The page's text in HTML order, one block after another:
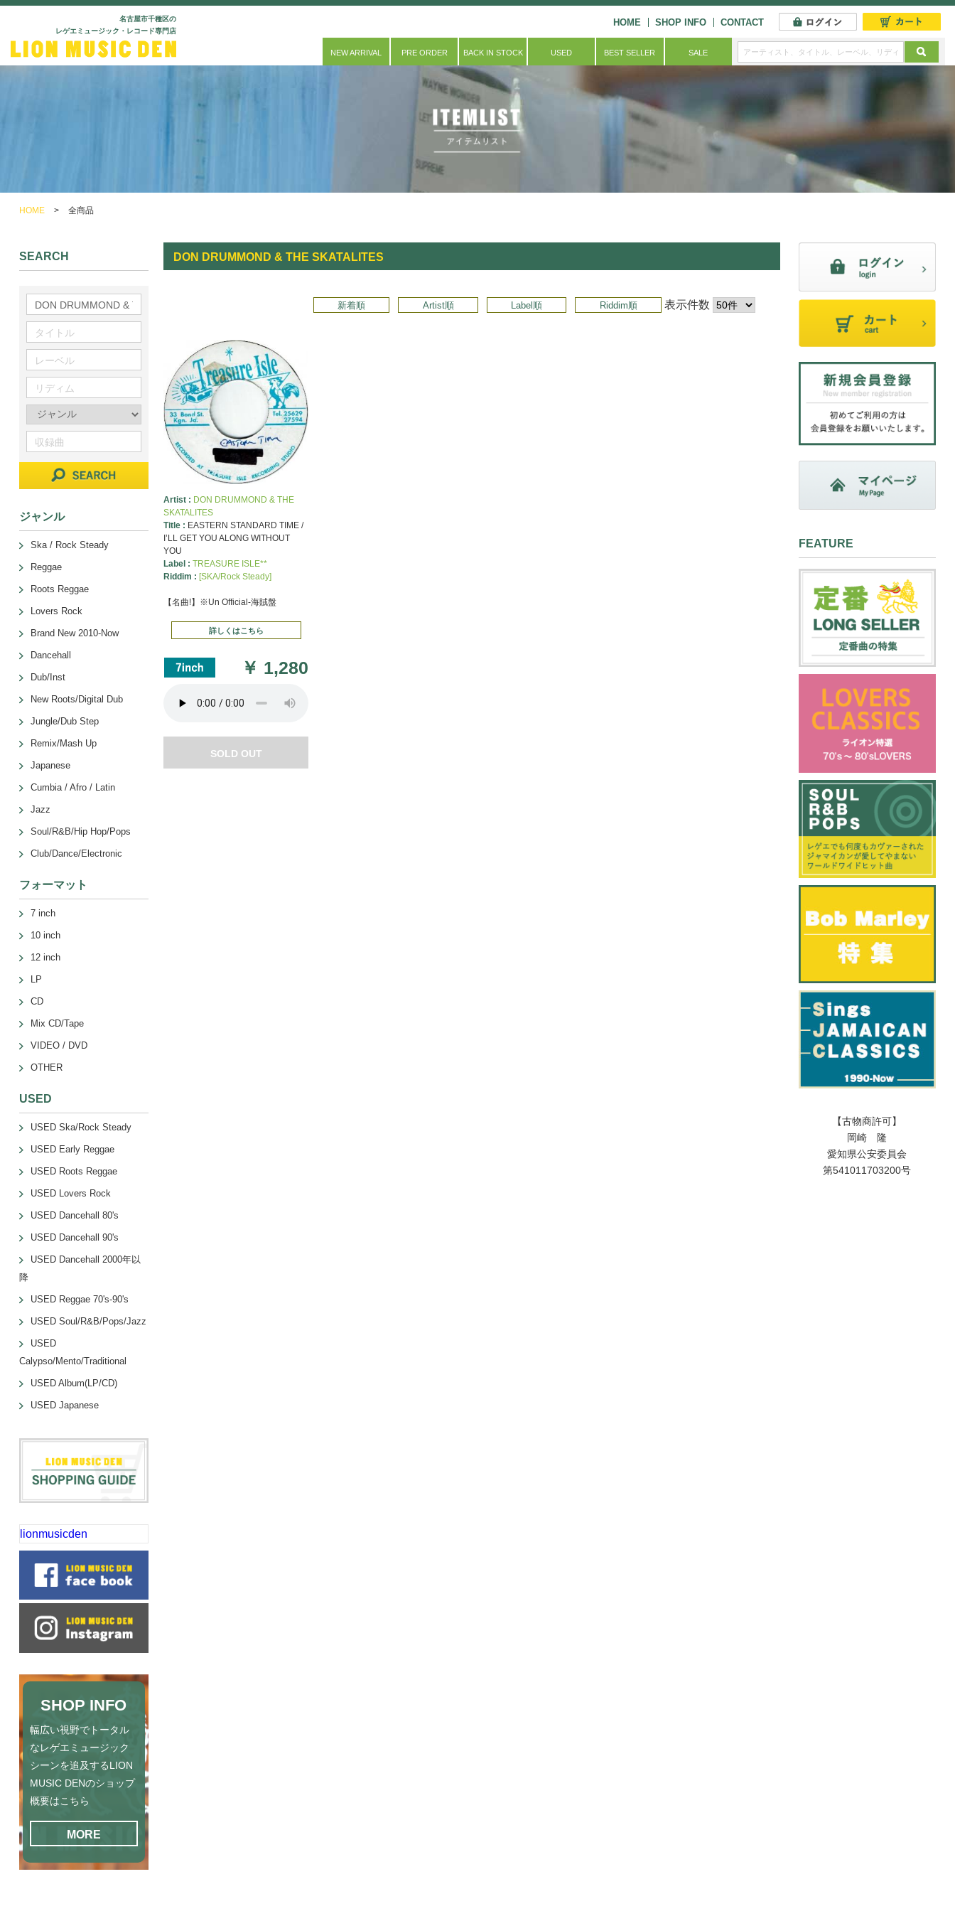
名古屋市千種区の
レゲエミュージック・レコード専門店
HOME SHOP INFO CONTACT
NEW ARRIVAL PRE ORDER BACK IN STOCK USED BEST SELLER SALE
HOME > 全商品
DON DRUMMOND & THE SKATALITES
新着順 Artist順 Label順 Riddim順 表示件数
Artist : DON DRUMMOND & THE
SKATALITES
Title : EASTERN STANDARD TIME /
I’LL GET YOU ALONG WITHOUT
YOU
Label :TREASURE ISLE**
Riddim : [SKA/Rock Steady]
【名曲!】※Un Official-海賊盤
詳しくはこちら
￥ 1,280
SOLD OUT
SEARCH
ジャンル
Ska / Rock Steady
Reggae
Roots Reggae
Lovers Rock
Brand New 2010-Now
Dancehall
Dub/Inst
New Roots/Digital Dub
Jungle/Dub Step
Remix/Mash Up
Japanese
Cumbia / Afro / Latin
Jazz
Soul/R&B/Hip Hop/Pops
Club/Dance/Electronic
フォーマット
7 inch
10 inch
12 inch
LP
CD
Mix CD/Tape
VIDEO / DVD
OTHER
USED
USED Ska/Rock Steady
USED Early Reggae
USED Roots Reggae
USED Lovers Rock
USED Dancehall 80's
USED Dancehall 90's
USED Dancehall 2000年以
降
USED Reggae 70's-90's
USED Soul/R&B/Pops/Jazz
USED
Calypso/Mento/Traditional
USED Album(LP/CD)
USED Japanese
lionmusicden
SHOP INFO
幅広い視野でトータル
なレゲエミュージック
シーンを追及するLION
MUSIC DENのショップ
概要はこちら
MORE
FEATURE
【古物商許可】
岡崎 隆
愛知県公安委員会
第541011703200号